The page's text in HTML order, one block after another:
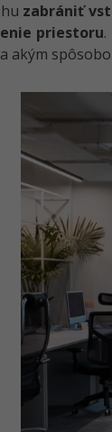
zabrániť
priestoru
akým